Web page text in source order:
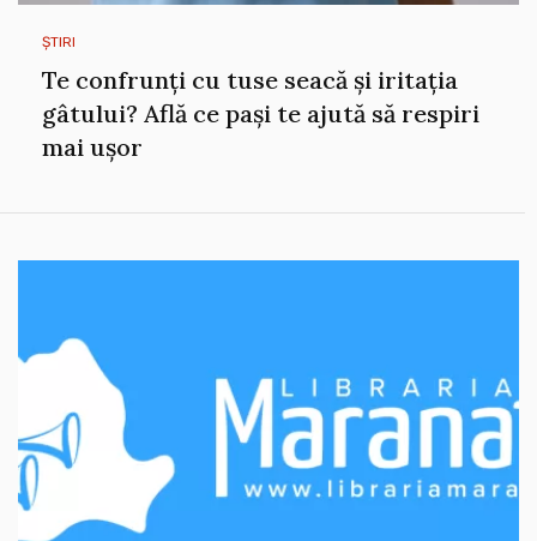
ȘTIRI
Te confrunți cu tuse seacă și iritația
gâtului? Află ce pași te ajută să respiri
mai ușor